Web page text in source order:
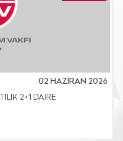
02 HAZİRAN 2026
2+1 DAİRE